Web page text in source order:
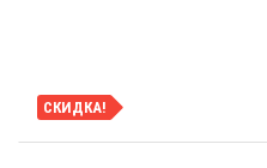
СКИДКА!